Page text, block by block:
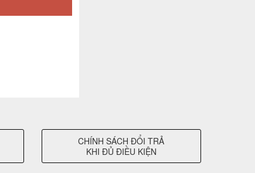
CHÍNH SÁCH ĐỔI TRẢ
KHI ĐỦ ĐIỀU KIỆN